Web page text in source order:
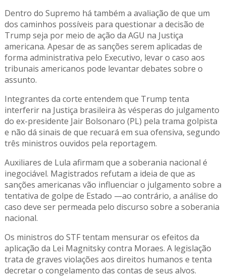
Dentro do Supremo há também a avaliação de que um
dos caminhos possíveis para questionar a decisão de
Trump seja por meio de ação da AGU na Justiça
americana. Apesar de as sanções serem aplicadas de
forma administrativa pelo Executivo, levar o caso aos
tribunais americanos pode levantar debates sobre o
assunto.
Integrantes da corte entendem que Trump tenta
interferir na Justiça brasileira às vésperas do julgamento
do ex-presidente Jair Bolsonaro (PL) pela trama golpista
e não dá sinais de que recuará em sua ofensiva, segundo
três ministros ouvidos pela reportagem.
Auxiliares de Lula afirmam que a soberania nacional é
inegociável. Magistrados refutam a ideia de que as
sanções americanas vão influenciar o julgamento sobre a
tentativa de golpe de Estado —ao contrário, a análise do
caso deve ser permeada pelo discurso sobre a soberania
nacional.
Os ministros do STF tentam mensurar os efeitos da
aplicação da Lei Magnitsky contra Moraes. A legislação
trata de graves violações aos direitos humanos e tenta
decretar o congelamento das contas de seus alvos.